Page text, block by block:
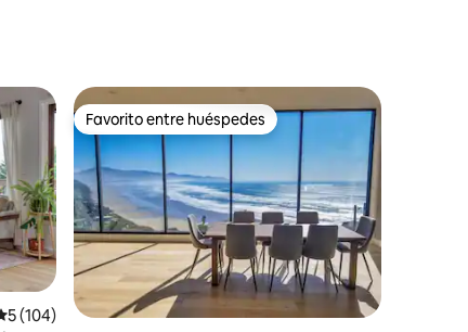
promedio: 5 de 5, 104 reseñas
5 (104)
Favorito entre huéspedes
Favorito entre huéspedes